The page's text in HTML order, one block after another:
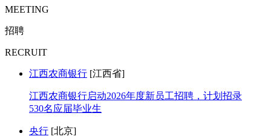
MEETING
招聘
RECRUIT
江西农商银行 [江西省]
江西农商银行启动2026年度新员工招聘，计划招录
530名应届毕业生
央行 [北京]